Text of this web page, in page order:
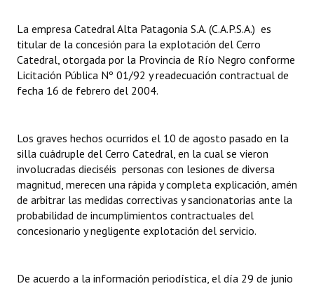
Premio al Mérito - Registro
Audiencias Públicas - Registro
Ciudadano Ilustre - Registro
Banca del Vecino - Registro
Huéspedes de Honor - Registro
Reconocimientos - Registro
La empresa Catedral Alta Patagonia S.A. (C.A.P.S.A.) es
titular de la concesión para la explotación del Cerro
Catedral, otorgada por la Provincia de Río Negro conforme
Licitación Pública Nº 01/92 y readecuación contractual de
fecha 16 de febrero del 2004.
Los graves hechos ocurridos el 10 de agosto pasado en la
silla cuádruple del Cerro Catedral, en la cual se vieron
involucradas dieciséis personas con lesiones de diversa
magnitud, merecen una rápida y completa explicación, amén
de arbitrar las medidas correctivas y sancionatorias ante la
probabilidad de incumplimientos contractuales del
concesionario y negligente explotación del servicio.
De acuerdo a la información periodística, el día 29 de junio